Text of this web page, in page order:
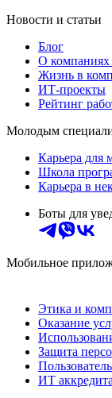
Новости и статьи
Блог
О компаниях
Жизнь в
ИТ-проекты
Рейтинг
Молодым
Карьера для
Школа
Карьера в
Боты для
Мобильное
Этика и
Оказание
Защита
ИТ